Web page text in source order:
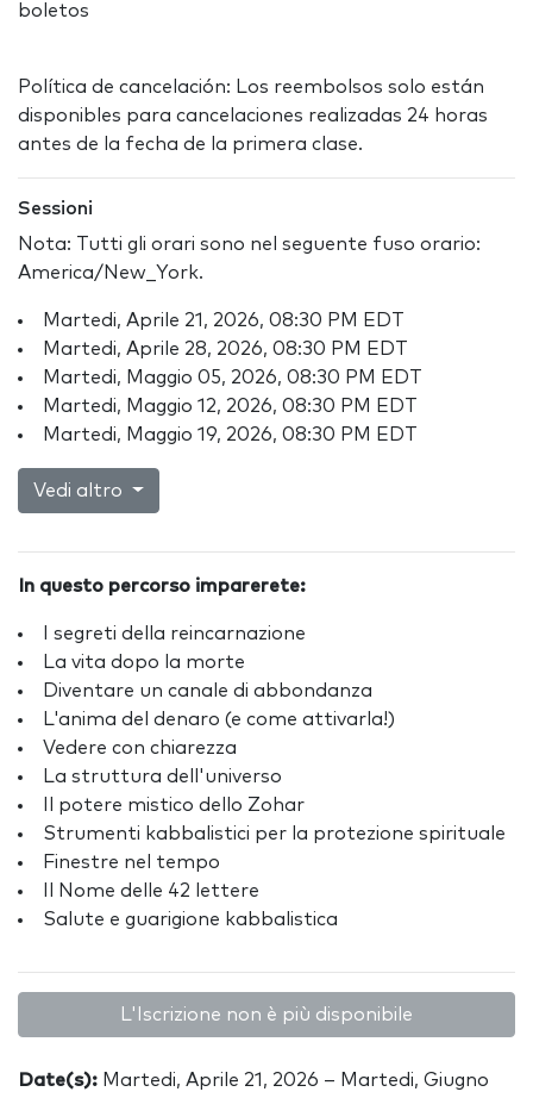
boletos
Política de cancelación: Los reembolsos solo están
disponibles para cancelaciones realizadas 24 horas
antes de la fecha de la primera clase.
Sessioni
Nota: Tutti gli orari sono nel seguente fuso orario:
America/New_York.
Martedi, Aprile 21, 2026, 08:30 PM EDT
Martedi, Aprile 28, 2026, 08:30 PM EDT
Martedi, Maggio 05, 2026, 08:30 PM EDT
Martedi, Maggio 12, 2026, 08:30 PM EDT
Martedi, Maggio 19, 2026, 08:30 PM EDT
Vedi altro
In questo percorso imparerete:
I segreti della reincarnazione
La vita dopo la morte
Diventare un canale di abbondanza
L'anima del denaro (e come attivarla!)
Vedere con chiarezza
La struttura dell'universo
Il potere mistico dello Zohar
Strumenti kabbalistici per la protezione spirituale
Finestre nel tempo
Il Nome delle 42 lettere
Salute e guarigione kabbalistica
L'Iscrizione non è più disponibile
Date(s): Martedi, Aprile 21, 2026 – Martedi, Giugno